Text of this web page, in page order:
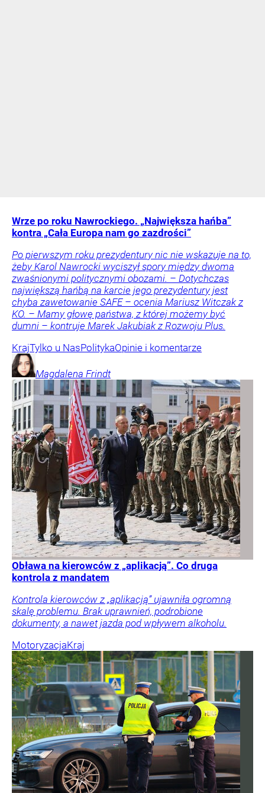
Wrze po roku Nawrockiego. „Największa hańba”
kontra „Cała Europa nam go zazdrości”
Po pierwszym roku prezydentury nic nie wskazuje na to,
żeby Karol Nawrocki wyciszył spory między dwoma
zwaśnionymi politycznymi obozami. – Dotychczas
największą hańbą na karcie jego prezydentury jest
chyba zawetowanie SAFE – ocenia Mariusz Witczak z
KO. – Mamy głowę państwa, z której możemy być
dumni – kontruje Marek Jakubiak z Rozwoju Plus.
KrajTylko u NasPolitykaOpinie i komentarze
Magdalena Frindt
Obława na kierowców z „aplikacją”. Co druga
kontrola z mandatem
Kontrola kierowców z „aplikacją” ujawniła ogromną
skalę problemu. Brak uprawnień, podrobione
dokumenty, a nawet jazda pod wpływem alkoholu.
MotoryzacjaKraj